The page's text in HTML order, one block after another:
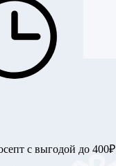
с выгодой до 400₽